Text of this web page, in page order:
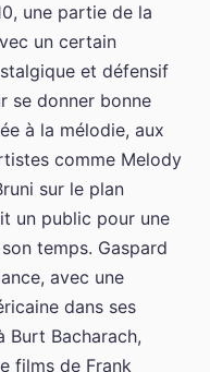
une partie de la
un certain
et défensif
se donner bonne
à la mélodie, aux
comme Melody
sur le plan
un public pour une
temps. Gaspard
avec une
dans ses
Bacharach,
films de Frank